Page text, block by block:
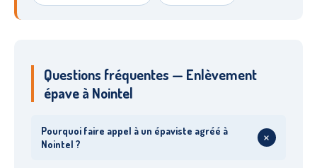
Questions fréquentes — Enlèvement
épave à Nointel
Pourquoi faire appel à un épaviste agréé à
Nointel ?
+